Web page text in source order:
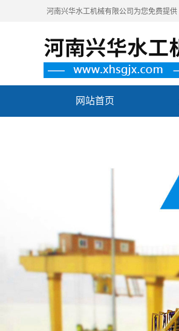
河南兴华水工机械有限公司为您免费提供
网站首页